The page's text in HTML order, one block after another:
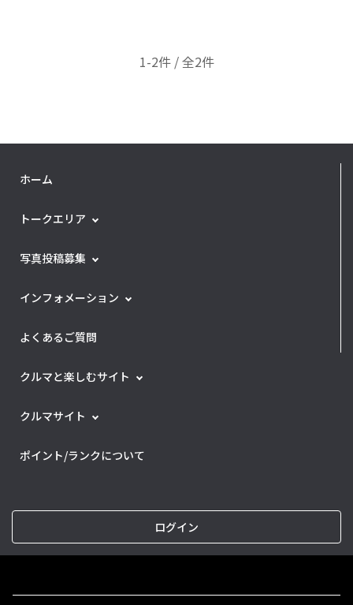
1-2件 / 全2件
ホーム
トークエリア
写真投稿募集
インフォメーション
よくあるご質問
クルマと楽しむサイト
クルマサイト
ポイント/ランクについて
ログイン